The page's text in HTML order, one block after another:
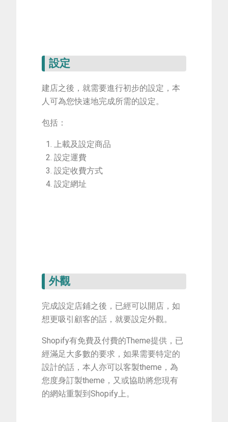
設定
建店之後，就需要進行初步的設定，本
人可為您快速地完成所需的設定。
包括：
上載及設定商品
設定運費
設定收費方式
設定網址
外觀
完成設定店鋪之後，已經可以開店，如
想更吸引顧客的話，就要設定外觀。
Shopify有免費及付費的Theme提供，已
經滿足大多數的要求，如果需要特定的
設計的話，本人亦可以客製theme，為
您度身訂製theme，又或協助將您現有
的網站重製到Shopify上。